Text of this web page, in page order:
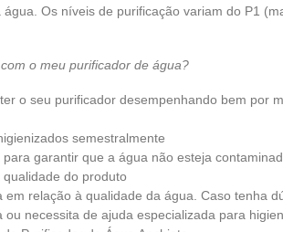
Os níveis de purificação variam do P1
o meu purificador de água?
o seu purificador desempenhando bem por
semestralmente
para garantir que a água não esteja
do produto
em relação à qualidade da água. Caso tenha
necessita de ajuda especializada para